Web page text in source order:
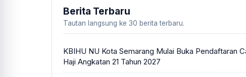
Berita Terbaru
Tautan langsung ke 30 berita terbaru.
KBIHU NU Kota Semarang Mulai Buka Pendaftaran
Haji Angkatan 21 Tahun 2027